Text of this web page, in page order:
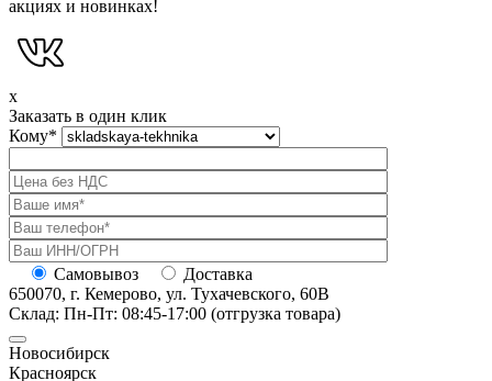
акциях и новинках!
x
Заказать в один клик
Кому*
Самовывоз
Доставка
650070, г. Кемерово, ул. Тухачевского, 60В
Склад: Пн-Пт: 08:45-17:00 (отгрузка товара)
Новосибирск
Красноярск